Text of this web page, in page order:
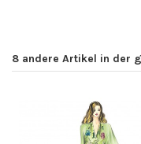
8 andere Artikel in der